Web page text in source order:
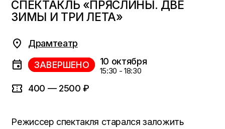
СПЕКТАКЛЬ «ПРЯСЛИНЫ. ДВЕ
ЗИМЫ И ТРИ ЛЕТА»
Драмтеатр
ЗАВЕРШЕНО 10 октября
15:30 - 18:30
400 — 2500 ₽
Режиссер спектакля старался заложить